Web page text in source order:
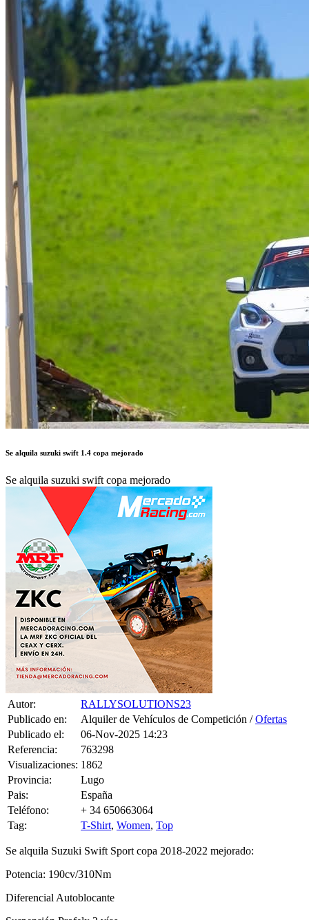
RALLYSOLUTIONS23
Publicado en:
Alquiler de Vehículos de Competición /
Publicado el:
06-Nov-2025 14:23
Referencia:
763298
Visualizaciones:
1862
Provincia:
Lugo
Pais:
España
Teléfono:
+ 34 650663064
Tag:
T-Shirt,Women,
Se alquila Suzuki Swift Sport copa 2018-2022 mejorado:
Potencia: 190cv/310Nm
Diferencial Autoblocante
Suspensión Profelx 2 vías